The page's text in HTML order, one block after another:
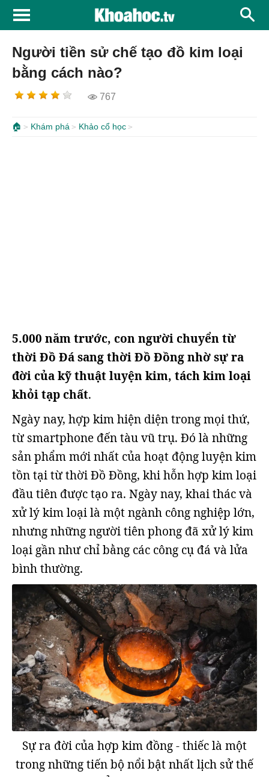
Người tiền sử chế tạo đồ kim loại
bằng cách nào?
767
🏠 Khám phá Khảo cổ học
5.000 năm trước, con người chuyển từ
thời Đồ Đá sang thời Đồ Đồng nhờ sự ra
đời của kỹ thuật luyện kim, tách kim loại
khỏi tạp chất.
Ngày nay, hợp kim hiện diện trong mọi thứ,
từ smartphone đến tàu vũ trụ. Đó là những
sản phẩm mới nhất của hoạt động luyện kim
tồn tại từ thời Đồ Đồng, khi hỗn hợp kim loại
đầu tiên được tạo ra. Ngày nay, khai thác và
xử lý kim loại là một ngành công nghiệp lớn,
nhưng những người tiên phong đã xử lý kim
loại gần như chỉ bằng các công cụ đá và lửa
bình thường.
Sự ra đời của hợp kim đồng - thiếc là một
trong những tiến bộ nổi bật nhất lịch sử thế